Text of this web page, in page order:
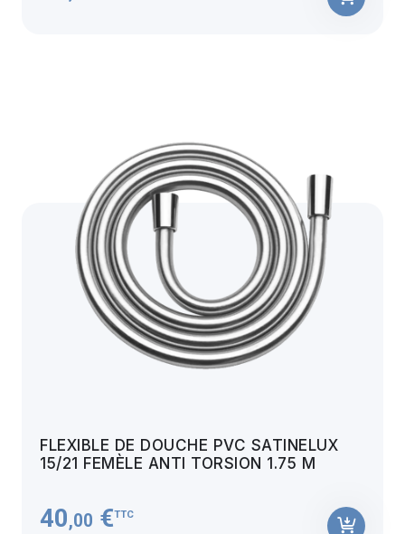
FLEXIBLE DE DOUCHE PVC SATINELUX
15/21 FEMÈLE ANTI TORSION 1.75 M
40,00 €TTC